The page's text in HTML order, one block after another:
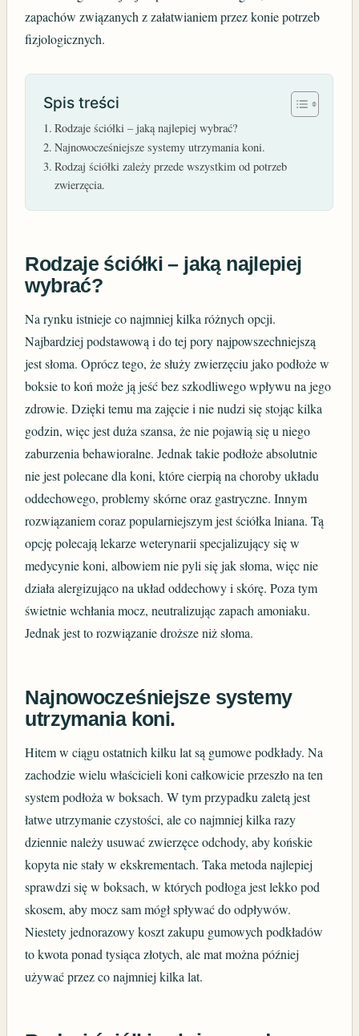
zapachów związanych z załatwianiem przez konie potrzeb
fizjologicznych.
Spis treści
Rodzaje ściółki – jaką najlepiej wybrać?
Najnowocześniejsze systemy utrzymania koni.
Rodzaj ściółki zależy przede wszystkim od potrzeb
zwierzęcia.
Rodzaje ściółki – jaką najlepiej
wybrać?
Na rynku istnieje co najmniej kilka różnych opcji.
Najbardziej podstawową i do tej pory najpowszechniejszą
jest słoma. Oprócz tego, że służy zwierzęciu jako podłoże w
boksie to koń może ją jeść bez szkodliwego wpływu na jego
zdrowie. Dzięki temu ma zajęcie i nie nudzi się stojąc kilka
godzin, więc jest duża szansa, że nie pojawią się u niego
zaburzenia behawioralne. Jednak takie podłoże absolutnie
nie jest polecane dla koni, które cierpią na choroby układu
oddechowego, problemy skórne oraz gastryczne. Innym
rozwiązaniem coraz popularniejszym jest ściółka lniana. Tą
opcję polecają lekarze weterynarii specjalizujący się w
medycynie koni, albowiem nie pyli się jak słoma, więc nie
działa alergizująco na układ oddechowy i skórę. Poza tym
świetnie wchłania mocz, neutralizując zapach amoniaku.
Jednak jest to rozwiązanie droższe niż słoma.
Najnowocześniejsze systemy
utrzymania koni.
Hitem w ciągu ostatnich kilku lat są gumowe podkłady. Na
zachodzie wielu właścicieli koni całkowicie przeszło na ten
system podłoża w boksach. W tym przypadku zaletą jest
łatwe utrzymanie czystości, ale co najmniej kilka razy
dziennie należy usuwać zwierzęce odchody, aby końskie
kopyta nie stały w ekskrementach. Taka metoda najlepiej
sprawdzi się w boksach, w których podłoga jest lekko pod
skosem, aby mocz sam mógł spływać do odpływów.
Niestety jednorazowy koszt zakupu gumowych podkładów
to kwota ponad tysiąca złotych, ale mat można później
używać przez co najmniej kilka lat.